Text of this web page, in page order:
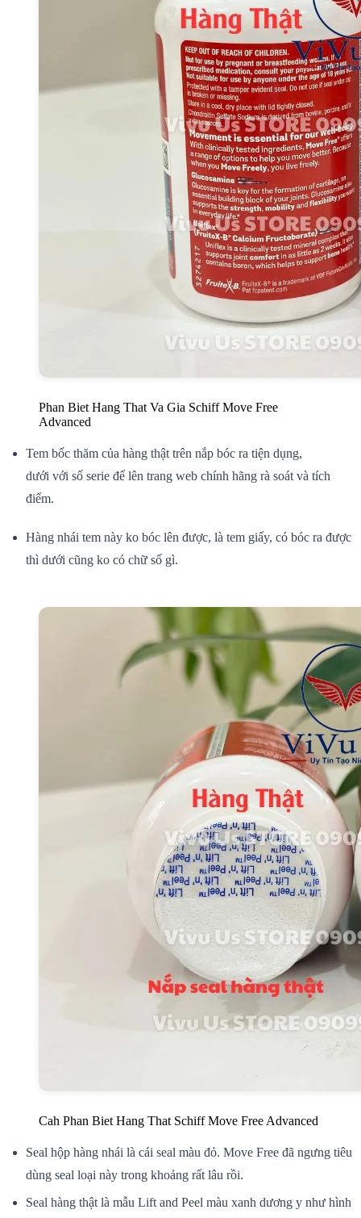
Phan Biet Hang That Va Gia Schiff Move Free
Advanced
Tem bốc thăm của hàng thật trên nắp bóc ra tiện dụng,
dưới với số serie để lên trang web chính hãng rà soát và tích
điểm.
Hàng nhái tem này ko bóc lên được, là tem giấy, có bóc ra được
thì dưới cũng ko có chữ số gì.
Cah Phan Biet Hang That Schiff Move Free Advanced
Seal hộp hàng nhái là cái seal màu đỏ. Move Free đã ngưng tiêu
dùng seal loại này trong khoảng rất lâu rồi.
Seal hàng thật là mẫu Lift and Peel màu xanh dương y như hình